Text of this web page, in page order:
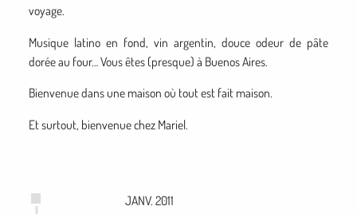
voyage.
Musique latino en fond, vin argentin, douce odeur de pâte
dorée au four… Vous êtes (presque) à Buenos Aires.
Bienvenue dans une maison où tout est fait maison.
Et surtout, bienvenue chez Mariel.
JANV. 2011